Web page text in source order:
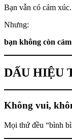
Bạn vẫn có cảm xúc.
Nhưng:
bạn không còn
DẤU HIỆU
Không vui,
Mọi thứ đều “bình